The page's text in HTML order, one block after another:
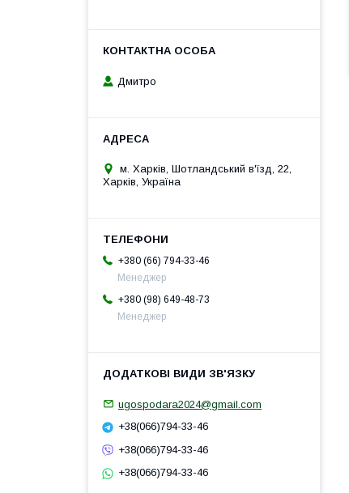
Дмитро
м. Харків, Шотландський в'їзд, 22,
Харків, Україна
+380 (66) 794-33-46
Менеджер
+380 (98) 649-48-73
Менеджер
ugospodara2024@gmail.com
+38(066)794-33-46
+38(066)794-33-46
+38(066)794-33-46